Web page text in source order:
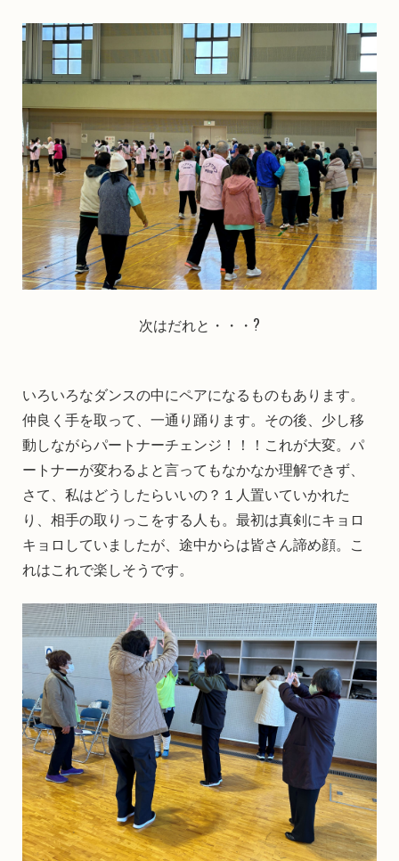
次はだれと・・・?
いろいろなダンスの中にペアになるものもあります。
仲良く手を取って、一通り踊ります。その後、少し移
動しながらパートナーチェンジ！！！これが大変。パ
ートナーが変わるよと言ってもなかなか理解できず、
さて、私はどうしたらいいの？１人置いていかれた
り、相手の取りっこをする人も。最初は真剣にキョロ
キョロしていましたが、途中からは皆さん諦め顔。こ
れはこれで楽しそうです。